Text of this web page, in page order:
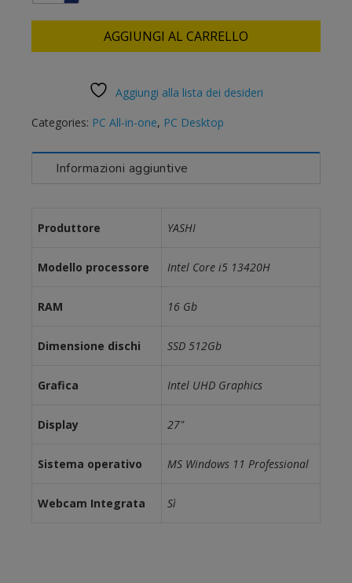
AGGIUNGI AL CARRELLO
Aggiungi alla lista dei desideri
Categories: PC All-in-one, PC Desktop
Informazioni aggiuntive
Produttore YASHI
Modello processore Intel Core i5 13420H
RAM 16 Gb
Dimensione dischi SSD 512Gb
Grafica Intel UHD Graphics
Display 27"
Sistema operativo MS Windows 11 Professional
Webcam Integrata Sì